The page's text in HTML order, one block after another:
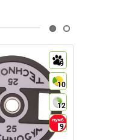
9
10
12
9